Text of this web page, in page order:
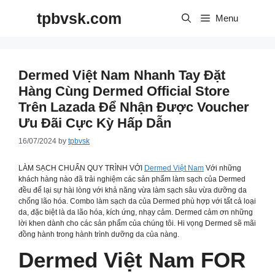
tpbvsk.com Menu
Dermed Việt Nam Nhanh Tay Đặt
Hàng Cùng Dermed Official Store
Trên Lazada Để Nhận Được Voucher
Ưu Đãi Cực Kỳ Hấp Dẫn
16/07/2024 by tpbvsk
LÀM SẠCH CHUẨN QUY TRÌNH VỚI Dermed Việt Nam Với những
khách hàng nào đã trải nghiệm các sản phẩm làm sạch của Dermed
đều để lại sự hài lòng với khả năng vừa làm sạch sâu vừa dưỡng da
chống lão hóa. Combo làm sạch da của Dermed phù hợp với tất cả loại
da, đặc biệt là da lão hóa, kích ứng, nhạy cảm. Dermed cảm ơn những
lời khen dành cho các sản phẩm của chúng tôi. Hi vọng Dermed sẽ mãi
đồng hành trong hành trình dưỡng da của nàng.
Dermed Việt Nam FOR